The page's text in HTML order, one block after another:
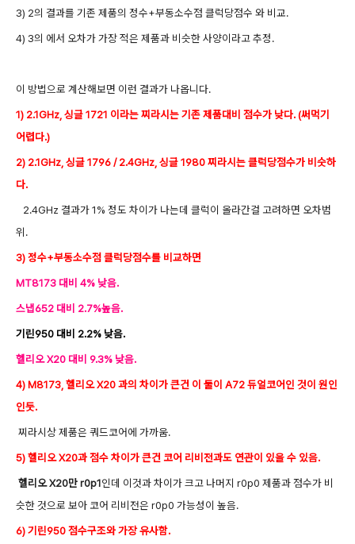
3) 2의 결과를 기존 제품의 정수+부동소수점 클럭당점수 와 비교.
4) 3의 에서 오차가 가장 적은 제품과 비슷한 사양이라고 추정.
이 방법으로 계산해보면 이런 결과가 나옵니다.
1) 2.1GHz, 싱글 1721 이라는 찌라시는 기존 제품대비 점수가 낮다. (써먹기
어렵다.)
2) 2.1GHz, 싱글 1796 / 2.4GHz, 싱글 1980 찌라시는 클럭당점수가 비슷하
다.
2.4GHz 결과가 1% 정도 차이가 나는데 클럭이 올라간걸 고려하면 오차범
위.
3) 정수+부동소수점 클럭당점수를 비교하면
MT8173 대비 4% 낮음.
스냅652 대비 2.7%높음.
기린950 대비 2.2% 낮음.
헬리오 X20 대비 9.3% 낮음.
4) M8173, 헬리오 X20 과의 차이가 큰건 이 둘이 A72 듀얼코어인 것이 원인
인듯.
찌라시상 제품은 쿼드코어에 가까움.
5) 헬리오 X20과 점수 차이가 큰건 코어 리비전과도 연관이 있을 수 있음.
헬리오 X20만 r0p1인데 이것과 차이가 크고 나머지 r0p0 제품과 점수가 비
슷한 것으로 보아 코어 리비전은 r0p0 가능성이 높음.
6) 기린950 점수구조와 가장 유사함.